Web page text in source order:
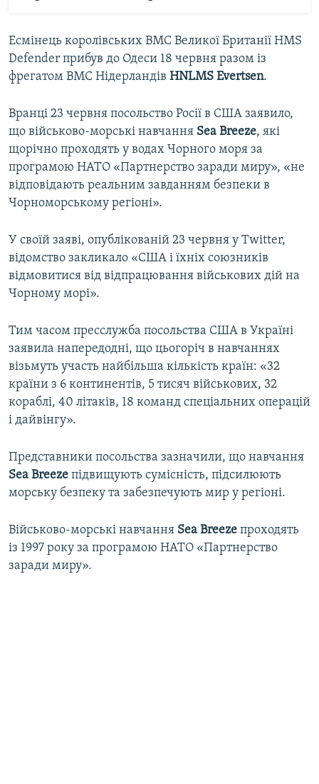
Есмінець королівських ВМС Великої Британії HMS
Defender прибув до Одеси 18 червня разом із
фрегатом ВМС Нідерландів HNLMS Evertsen.
Вранці 23 червня посольство Росії в США заявило,
що військово-морські навчання Sea Breeze, які
щорічно проходять у водах Чорного моря за
програмою НАТО «Партнерство заради миру», «не
відповідають реальним завданням безпеки в
Чорноморському регіоні».
У своїй заяві, опублікованій 23 червня у Twitter,
відомство закликало «США і їхніх союзників
відмовитися від відпрацювання військових дій на
Чорному морі».
Тим часом пресслужба посольства США в Україні
заявила напередодні, що цьогоріч в навчаннях
візьмуть участь найбільша кількість країн: «32
країни з 6 континентів, 5 тисяч військових, 32
кораблі, 40 літаків, 18 команд спеціальних операцій
і дайвінгу».
Представники посольства зазначили, що навчання
Sea Breeze підвищують сумісність, підсилюють
морську безпеку та забезпечують мир у регіоні.
Військово-морські навчання Sea Breeze проходять
із 1997 року за програмою НАТО «Партнерство
заради миру».